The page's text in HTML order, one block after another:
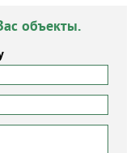
объекты.